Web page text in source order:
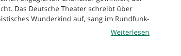
Das Deutsche Theater schreibt über
Wunderkind auf, sang im Rundfunk-
Weiterlesen